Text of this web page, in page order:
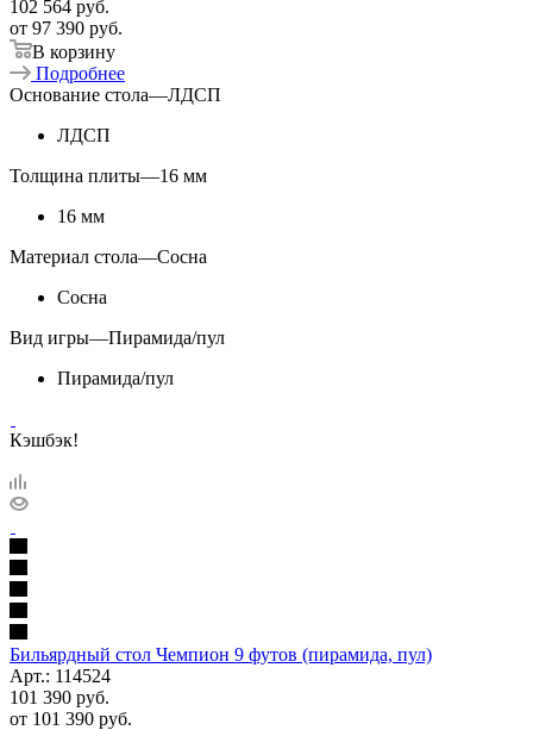
102 564 руб.
от 97 390 руб.
В корзину
Подробнее
Основание стола—ЛДСП
ЛДСП
Толщина плиты—16 мм
16 мм
Материал стола—Сосна
Сосна
Вид игры—Пирамида/пул
Пирамида/пул
Кэшбэк!
Бильярдный стол Чемпион 9 футов (пирамида, пул)
Арт.: 114524
101 390 руб.
от 101 390 руб.